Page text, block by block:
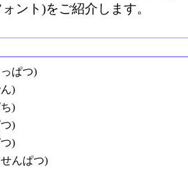
ント)をご紹介します。
ぱつ)
)
)
)
)
んぱつ)